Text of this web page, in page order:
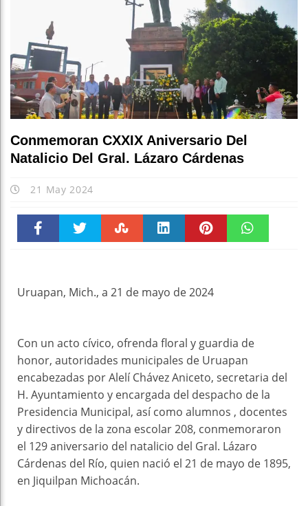
Conmemoran CXXIX Aniversario Del
Natalicio Del Gral. Lázaro Cárdenas
21 May 2024
Uruapan, Mich., a 21 de mayo de 2024
Con un acto cívico, ofrenda floral y guardia de
honor, autoridades municipales de Uruapan
encabezadas por Alelí Chávez Aniceto, secretaria del
H. Ayuntamiento y encargada del despacho de la
Presidencia Municipal, así como alumnos , docentes
y directivos de la zona escolar 208, conmemoraron
el 129 aniversario del natalicio del Gral. Lázaro
Cárdenas del Río, quien nació el 21 de mayo de 1895,
en Jiquilpan Michoacán.